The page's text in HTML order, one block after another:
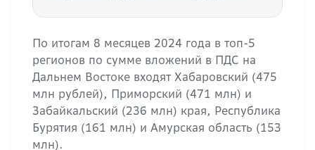
По итогам 8 месяцев 2024 года в топ-5
регионов по сумме вложений в ПДС на
Дальнем Востоке входят Хабаровский (475
млн рублей), Приморский (471 млн) и
Забайкальский (236 млн) края, Республика
Бурятия (161 млн) и Амурская область (153
млн).